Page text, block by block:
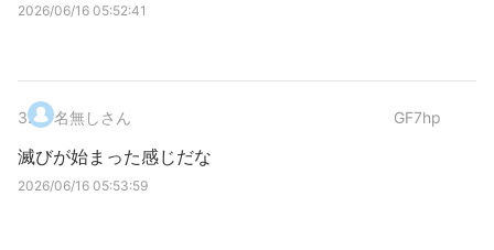
2026/06/16 05:52:41
3. 名無しさん GF7hp
滅びが始まった感じだな
2026/06/16 05:53:59